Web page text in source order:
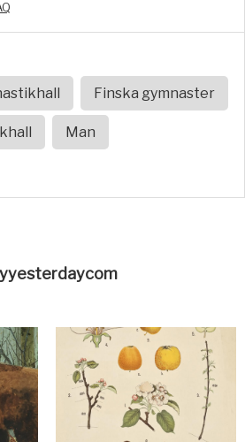
Finska gymnaster
Man